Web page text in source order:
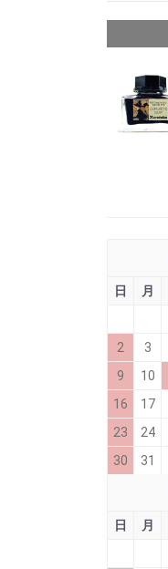
日 月
2
3
9
10
16
17
23
24
30
31
日 月